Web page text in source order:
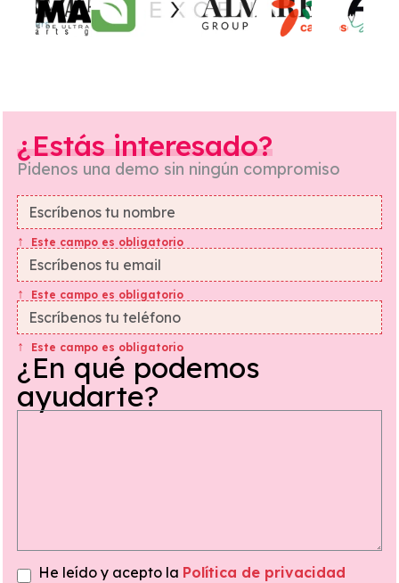
¿Estás interesado?
Pidenos una demo sin ningún compromiso
Este campo es obligatorio
Este campo es obligatorio
Este campo es obligatorio
¿En qué podemos
ayudarte?
He leído y acepto la Política de privacidad